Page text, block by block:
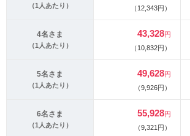
（1人あたり）
（12,343円）
4名さま
（1人あたり）
43,328円
（10,832円）
5名さま
（1人あたり）
49,628円
（9,926円）
6名さま
（1人あたり）
55,928円
（9,321円）